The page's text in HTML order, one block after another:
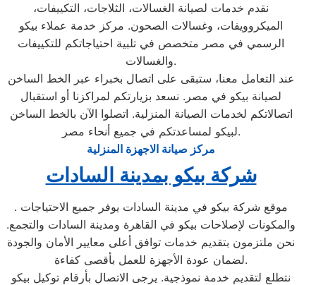
نقدم خدمات لصيانة الغسالات، الثلاجات، التكييفات،
الميكروويفات، وغسالات الصحون. مركز خدمة عملاء بيكو
الرسمي في مصر متخصص في تلبية احتياجاتكم للتكييفات
والغسالات.
عند التعامل معنا، ستبقى على اتصال بخبراء عبر الخط الساخن
لصيانة بيكو في مصر. نسعد بزيارتكم لمراكزنا أو استقبال
اتصالاتكم لخدمات الصيانة المنزلية. اتصلوا الآن بالخط الساخن
لبيكو لمساعدتكم في جميع أنحاء مصر.
مركز صيانة الاجهزة المنزلية
شركة بيكو بمدينة السادات
. موقع شركة بيكو في مدينة السادات يوفر جميع الاحتياجات
والمكونات لإصلاحات بيكو في القاهرة ومدينة السادات والتجمع.
نحن ملتزمون بتقديم خدمات توافق أعلى معايير الأمان والجودة
لضمان عودة الأجهزة للعمل بأقصى كفاءة.
نتطلع لتقديم خدمة نموذجية. يرجى الاتصال بأرقام توكيل بيكو